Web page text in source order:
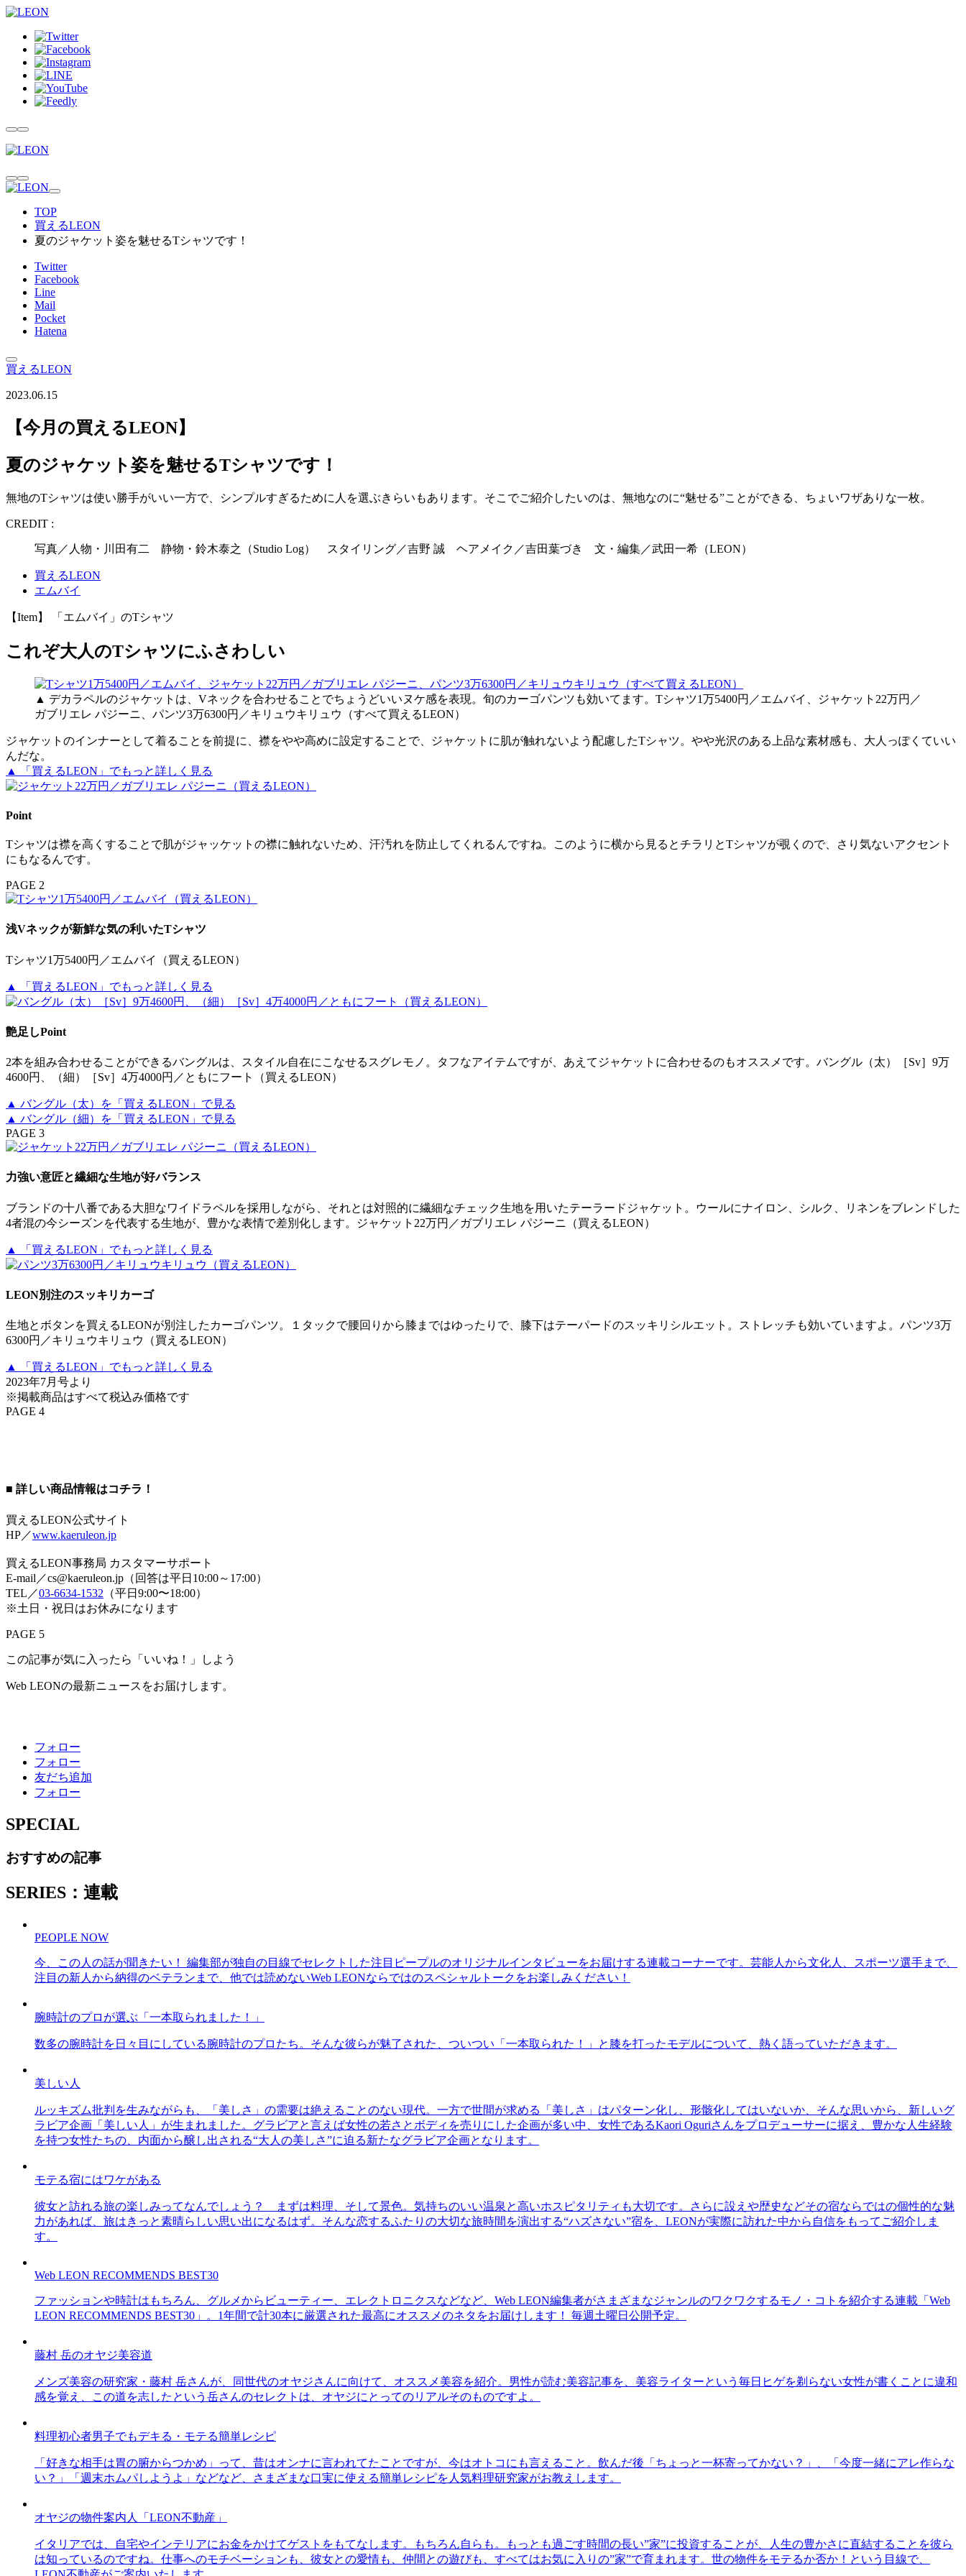
TOP
買えるLEON
夏のジャケット姿を魅せるTシャツです！
Twitter
Facebook
Line
Mail
Pocket
Hatena
買えるLEON
2023.06.15
【今月の買えるLEON】
夏のジャケット姿を魅せるTシャツです！
無地のTシャツは使い勝手がいい一方で、シンプルすぎるために人を選ぶきらいもあります。そこでご紹介したいのは、無地なのに“魅せる”ことができる、ちょいワザありな一枚。
CREDIT :
写真／人物・川田有二 静物・鈴木泰之（Studio Log） スタイリング／吉野 誠 ヘアメイク／吉田葉づき 文・編集／武田一希（LEON）
買えるLEON
エムバイ
【Item】 「エムバイ」のTシャツ
これぞ大人のTシャツにふさわしい
▲ デカラペルのジャケットは、Vネックを合わせることでちょうどいいヌケ感を表現。旬のカーゴパンツも効いてます。Tシャツ1万5400円／エムバイ、ジャケット22万円／
ガブリエレ パジーニ、パンツ3万6300円／キリュウキリュウ（すべて買えるLEON）
ジャケットのインナーとして着ることを前提に、襟をやや高めに設定することで、ジャケットに肌が触れないよう配慮したTシャツ。やや光沢のある上品な素材感も、大人っぽくていい
んだな。
▲ 「買えるLEON」でもっと詳しく見る
Point
Tシャツは襟を高くすることで肌がジャッケットの襟に触れないため、汗汚れを防止してくれるんですね。このように横から見るとチラリとTシャツが覗くので、さり気ないアクセント
にもなるんです。
PAGE 2
浅Vネックが新鮮な気の利いたTシャツ
Tシャツ1万5400円／エムバイ（買えるLEON）
▲ 「買えるLEON」でもっと詳しく見る
艶足しPoint
2本を組み合わせることができるバングルは、スタイル自在にこなせるスグレモノ。タフなアイテムですが、あえてジャケットに合わせるのもオススメです。バングル（太）［Sv］9万
4600円、（細）［Sv］4万4000円／ともにフート（買えるLEON）
▲ バングル（太）を「買えるLEON」で見る
▲ バングル（細）を「買えるLEON」で見る
PAGE 3
力強い意匠と繊細な生地が好バランス
ブランドの十八番である大胆なワイドラペルを採用しながら、それとは対照的に繊細なチェック生地を用いたテーラードジャケット。ウールにナイロン、シルク、リネンをブレンドした
4者混の今シーズンを代表する生地が、豊かな表情で差別化します。ジャケット22万円／ガブリエレ パジーニ（買えるLEON）
▲ 「買えるLEON」でもっと詳しく見る
LEON別注のスッキリカーゴ
生地とボタンを買えるLEONが別注したカーゴパンツ。１タックで腰回りから膝まではゆったりで、膝下はテーパードのスッキリシルエット。ストレッチも効いていますよ。パンツ3万
6300円／キリュウキリュウ（買えるLEON）
▲ 「買えるLEON」でもっと詳しく見る
2023年7月号より
※掲載商品はすべて税込み価格です
PAGE 4
■ 詳しい商品情報はコチラ！
買えるLEON公式サイト
HP／www.kaeruleon.jp
買えるLEON事務局 カスタマーサポート
E-mail／cs@kaeruleon.jp（回答は平日10:00～17:00）
TEL／03-6634-1532 （平日9:00〜18:00）
※土日・祝日はお休みになります
PAGE 5
この記事が気に入ったら「いいね！」しよう
Web LEONの最新ニュースをお届けします。
フォロー
フォロー
友だち追加
フォロー
SPECIAL
おすすめの記事
SERIES：連載
PEOPLE NOW
今、この人の話が聞きたい！ 編集部が独自の目線でセレクトした注目ピープルのオリジナルインタビューをお届けする連載コーナーです。芸能人から文化人、スポーツ選手まで、
注目の新人から納得のベテランまで、他では読めないWeb LEONならではのスペシャルトークをお楽しみください！
腕時計のプロが選ぶ「一本取られました！」
数多の腕時計を日々目にしている腕時計のプロたち。そんな彼らが魅了された、ついつい「一本取られた！」と膝を打ったモデルについて、熱く語っていただきます。
美しい人
ルッキズム批判を生みながらも、「美しさ」の需要は絶えることのない現代。一方で世間が求める「美しさ」はパターン化し、形骸化してはいないか、そんな思いから、新しいグ
ラビア企画「美しい人」が生まれました。グラビアと言えば女性の若さとボディを売りにした企画が多い中、女性であるKaori Oguriさんをプロデューサーに据え、豊かな人生経験
を持つ女性たちの、内面から醸し出される“大人の美しさ”に迫る新たなグラビア企画となります。
モテる宿にはワケがある
彼女と訪れる旅の楽しみってなんでしょう？ まずは料理、そして景色。気持ちのいい温泉と高いホスピタリティも大切です。さらに設えや歴史などその宿ならではの個性的な魅
力があれば、旅はきっと素晴らしい思い出になるはず。そんな恋するふたりの大切な旅時間を演出する“ハズさない”宿を、LEONが実際に訪れた中から自信をもってご紹介しま
す。
Web LEON RECOMMENDS BEST30
ファッションや時計はもちろん、グルメからビューティー、エレクトロニクスなどなど、Web LEON編集者がさまざまなジャンルのワクワクするモノ・コトを紹介する連載「Web
LEON RECOMMENDS BEST30」。1年間で計30本に厳選された最高にオススメのネタをお届けします！ 毎週土曜日公開予定。
藤村 岳のオヤジ美容道
メンズ美容の研究家・藤村 岳さんが、同世代のオヤジさんに向けて、オススメ美容を紹介。男性が読む美容記事を、美容ライターという毎日ヒゲを剃らない女性が書くことに違和
感を覚え、この道を志したという岳さんのセレクトは、オヤジにとってのリアルそのものですよ。
料理初心者男子でもデキる・モテる簡単レシピ
「好きな相手は胃の腑からつかめ」って、昔はオンナに言われてたことですが、今はオトコにも言えること。飲んだ後「ちょっと一杯寄ってかない？」、「今度一緒にアレ作らな
い？」「週末ホムパしようよ」などなど、さまざまな口実に使える簡単レシピを人気料理研究家がお教えします。
オヤジの物件案内人「LEON不動産」
イタリアでは、自宅やインテリアにお金をかけてゲストをもてなします。もちろん自らも。もっとも過ごす時間の長い”家”に投資することが、人生の豊かさに直結することを彼ら
は知っているのですね。仕事へのモチベーションも、彼女との愛情も、仲間との遊びも、すべてはお気に入りの”家”で育まれます。世の物件をモテるか否か！という目線で、